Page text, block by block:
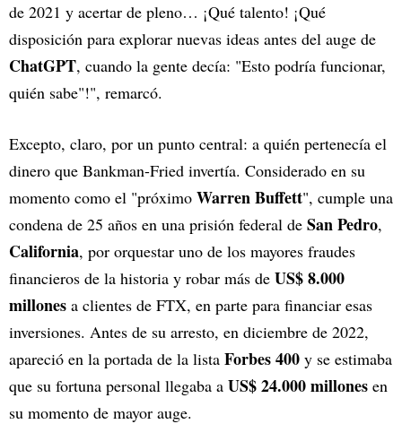
de 2021 y acertar de pleno… ¡Qué talento! ¡Qué
disposición para explorar nuevas ideas antes del auge de
ChatGPT, cuando la gente decía: "Esto podría funcionar,
quién sabe"!", remarcó.
Excepto, claro, por un punto central: a quién pertenecía el
dinero que Bankman-Fried invertía. Considerado en su
momento como el "próximo Warren Buffett", cumple una
condena de 25 años en una prisión federal de San Pedro,
California, por orquestar uno de los mayores fraudes
financieros de la historia y robar más de US$ 8.000
millones a clientes de FTX, en parte para financiar esas
inversiones. Antes de su arresto, en diciembre de 2022,
apareció en la portada de la lista Forbes 400 y se estimaba
que su fortuna personal llegaba a US$ 24.000 millones en
su momento de mayor auge.